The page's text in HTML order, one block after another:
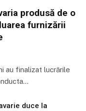
produsă de o
furnizării
au finalizat lucrările
duce la